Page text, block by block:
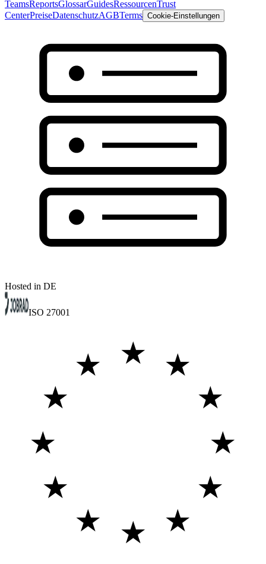
TeamsReportsGlossarGuidesRessourcenTrust
CenterPreiseDatenschutzAGBTerms Cookie-Einstellungen
Hosted in DE
ISO 27001
★ ★
★
★
★
★
★
★
★
★
★
★